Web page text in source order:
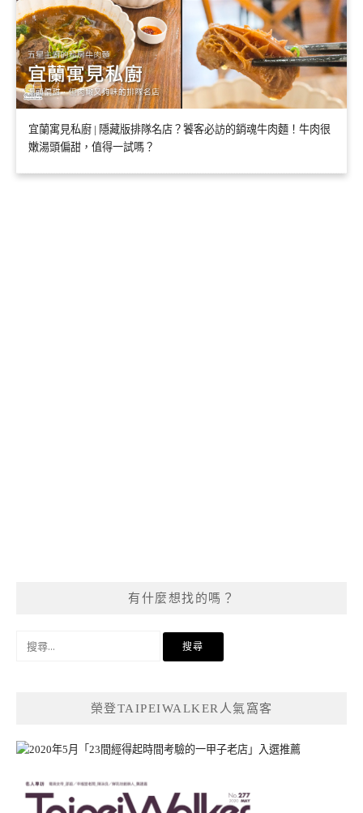
宜蘭寓見私廚 | 隱藏版排隊名店？饕客必訪的銷魂牛肉麵！牛肉很
嫩湯頭偏甜，值得一試嗎？
有什麼想找的嗎？
榮登TAIPEIWALKER人氣窩客